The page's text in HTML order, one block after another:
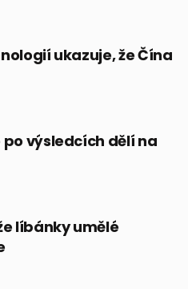
ukazuje, že Čína
výsledcích dělí na
líbánky umělé